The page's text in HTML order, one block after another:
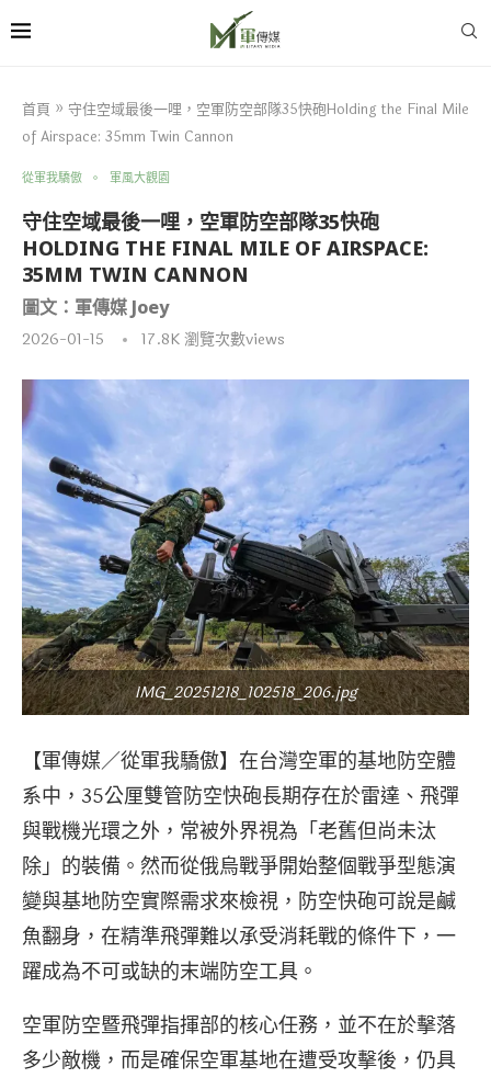
首頁 » 守住空域最後一哩，空軍防空部隊35快砲Holding the Final Mile
of Airspace: 35mm Twin Cannon
從軍我驕傲 軍風大觀園
守住空域最後一哩，空軍防空部隊35快砲
HOLDING THE FINAL MILE OF AIRSPACE:
35MM TWIN CANNON
圖文：軍傳媒 Joey
2026-01-15 17.8K瀏覽次數views
IMG_20251218_102518_206.jpg
【軍傳媒／從軍我驕傲】在台灣空軍的基地防空體
系中，35公厘雙管防空快砲長期存在於雷達、飛彈
與戰機光環之外，常被外界視為「老舊但尚未汰
除」的裝備。然而從俄烏戰爭開始整個戰爭型態演
變與基地防空實際需求來檢視，防空快砲可說是鹹
魚翻身，在精準飛彈難以承受消耗戰的條件下，一
躍成為不可或缺的末端防空工具。
空軍防空暨飛彈指揮部的核心任務，並不在於擊落
多少敵機，而是確保空軍基地在遭受攻擊後，仍具